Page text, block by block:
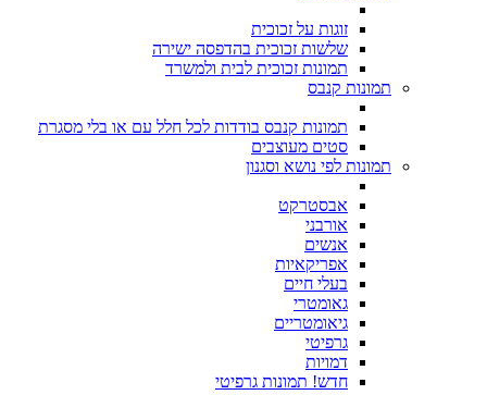
זוגות על זכוכית
שלשות זכוכית בהדפסה ישירה
תמונות זכוכית לבית ולמשרד
תמונות קנבס
תמונות קנבס בודדות לכל חלל עם או בלי מסגרת
סטים מעוצבים
תמונות לפי נושא וסגנון
אבסטרקט
אורבני
אנשים
אפריקאיות
בעלי חיים
גאומטרי
גיאומטריים
גרפיטי
דמויות
חדש! תמונות גרפיטי